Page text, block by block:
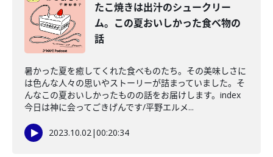
たこ焼きは出汁のシュークリー
ム。この夏おいしかった食べ物の
話
暑かった夏を癒してくれた食べものたち。その美味しさに
は色んな人々の思いやストーリーが詰まっていました。そ
んなこの夏おいしかったものの話をお届けします。index
今日は神に会ってごきげんです/平野エルメ...
2023.10.02|00:20:34